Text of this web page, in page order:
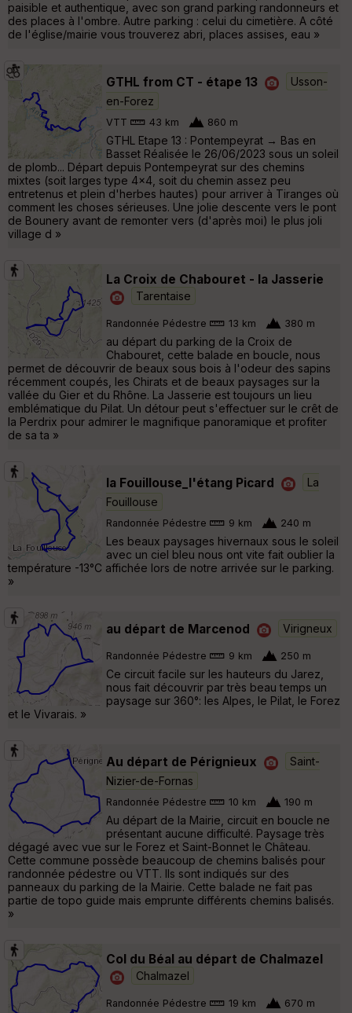
paisible et authentique, avec son grand parking randonneurs et
des places à l'ombre. Autre parking : celui du cimetière. A côté
de l'église/mairie vous trouverez abri, places assises, eau »
GTHL from CT - étape 13
Usson-
en-Forez
VTT 43 km 860 m
GTHL Etape 13 : Pontempeyrat → Bas en
Basset Réalisée le 26/06/2023 sous un soleil
de plomb... Départ depuis Pontempeyrat sur des chemins
mixtes (soit larges type 4x4, soit du chemin assez peu
entretenus et plein d'herbes hautes) pour arriver à Tiranges où
comment les choses sérieuses. Une jolie descente vers le pont
de Bounery avant de remonter vers (d'après moi) le plus joli
village d »
La Croix de Chabouret - la Jasserie
Tarentaise
Randonnée Pédestre 13 km 380 m
au départ du parking de la Croix de
Chabouret, cette balade en boucle, nous
permet de découvrir de beaux sous bois à l'odeur des sapins
récemment coupés, les Chirats et de beaux paysages sur la
vallée du Gier et du Rhône. La Jasserie est toujours un lieu
emblématique du Pilat. Un détour peut s'effectuer sur le crêt de
la Perdrix pour admirer le magnifique panoramique et profiter
de sa ta »
la Fouillouse_l'étang Picard
La
Fouillouse
Randonnée Pédestre 9 km 240 m
Les beaux paysages hivernaux sous le soleil
avec un ciel bleu nous ont vite fait oublier la
température -13°C affichée lors de notre arrivée sur le parking.
»
au départ de Marcenod Virigneux
Randonnée Pédestre 9 km 250 m
Ce circuit facile sur les hauteurs du Jarez,
nous fait découvrir par très beau temps un
paysage sur 360°: les Alpes, le Pilat, le Forez
et le Vivarais. »
Au départ de Pérignieux
Saint-
Nizier-de-Fornas
Randonnée Pédestre 10 km 190 m
Au départ de la Mairie, circuit en boucle ne
présentant aucune difficulté. Paysage très
dégagé avec vue sur le Forez et Saint-Bonnet le Château.
Cette commune possède beaucoup de chemins balisés pour
randonnée pédestre ou VTT. Ils sont indiqués sur des
panneaux du parking de la Mairie. Cette balade ne fait pas
partie de topo guide mais emprunte différents chemins balisés.
»
Col du Béal au départ de Chalmazel
Chalmazel
Randonnée Pédestre 19 km 670 m